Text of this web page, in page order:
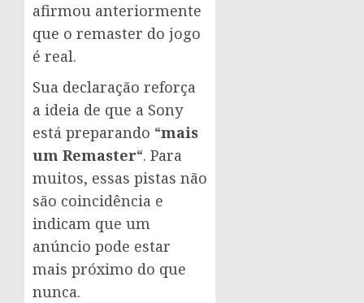
afirmou anteriormente
que o remaster do jogo
é real.
Sua declaração reforça
a ideia de que a Sony
está preparando “mais
um Remaster“. Para
muitos, essas pistas não
são coincidência e
indicam que um
anúncio pode estar
mais próximo do que
nunca.